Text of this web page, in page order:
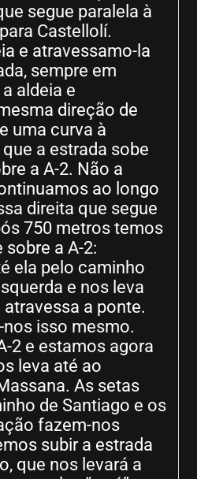
segue paralela à
Castellolí.
e atravessamo-la
sempre em
aldeia e
direção de
uma curva à
a estrada sobe
a A-2. Não a
ao longo
direita que segue
750 metros temos
a A-2:
ela pelo caminho
e nos leva
a ponte.
isso mesmo.
2 e estamos agora
leva até ao
As setas
de Santiago e os
fazem-nos
subir a estrada
que nos levará a